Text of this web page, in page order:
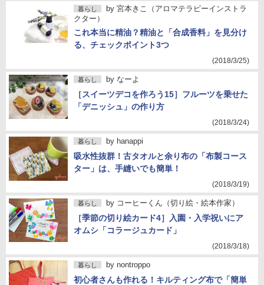
暮らし by 宮本きこ（アロマテラピーインストラ
クター）
これ本当に精油？精油と「合成香料」を見分け
る、チェックポイント3つ
(2018/3/25)
暮らし by なーよ
［スイーツデコを作ろう15］フルーツを乗せた
「デニッシュ」の作り方
(2018/3/24)
暮らし by hanappi
吸水性抜群！古タオルと余り布の「布製コース
ター」は、手縫いでも簡単！
(2018/3/19)
暮らし by コーヒーくん（切り絵・絵本作家）
［季節の切り絵カード4］入園・入学祝いにア
オムシ「コラージュカード」
(2018/3/18)
暮らし by nontroppo
初心者さんも作れる！キルティング布で「簡単